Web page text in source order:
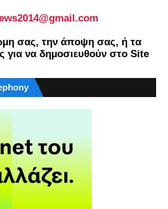
σας, την άποψη σας, ή τα
για να δημοσιευθούν στο Site